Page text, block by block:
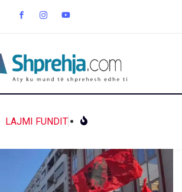
LAJMI FUNDIT